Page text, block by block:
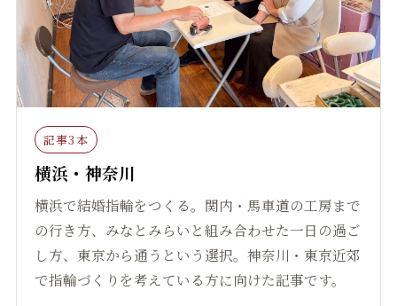
記事3本
横浜・神奈川
横浜で結婚指輪をつくる。関内・馬車道の工房まで
の行き方、みなとみらいと組み合わせた一日の過ご
し方、東京から通うという選択。神奈川・東京近郊
で指輪づくりを考えている方に向けた記事です。